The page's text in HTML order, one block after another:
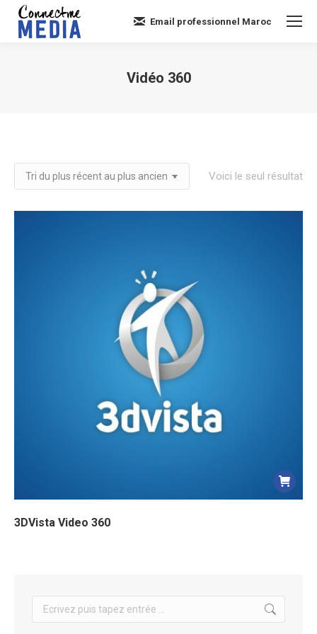
Email professionnel Maroc
Vidéo 360
Voici le seul résultat
3DVista Video 360
Search: